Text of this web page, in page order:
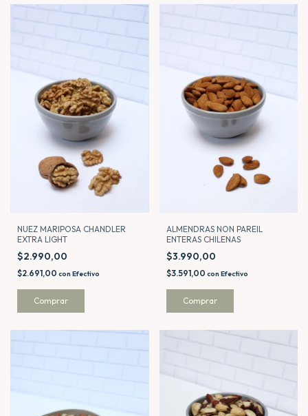
NUEZ MARIPOSA CHANDLER
EXTRA LIGHT
$2.990,00
$2.691,00 con Efectivo
Comprar
ALMENDRAS NON PAREIL
ENTERAS CHILENAS
$3.990,00
$3.591,00 con Efectivo
Comprar